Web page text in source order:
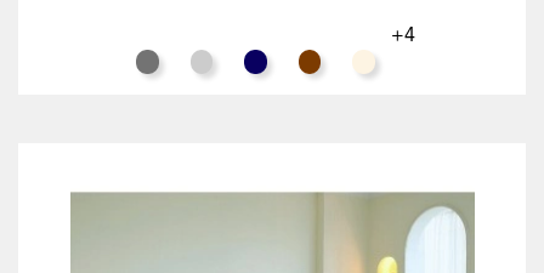
Cinza RatoCinza ClaroAzul NoiteChocolateBranco Creme
+4